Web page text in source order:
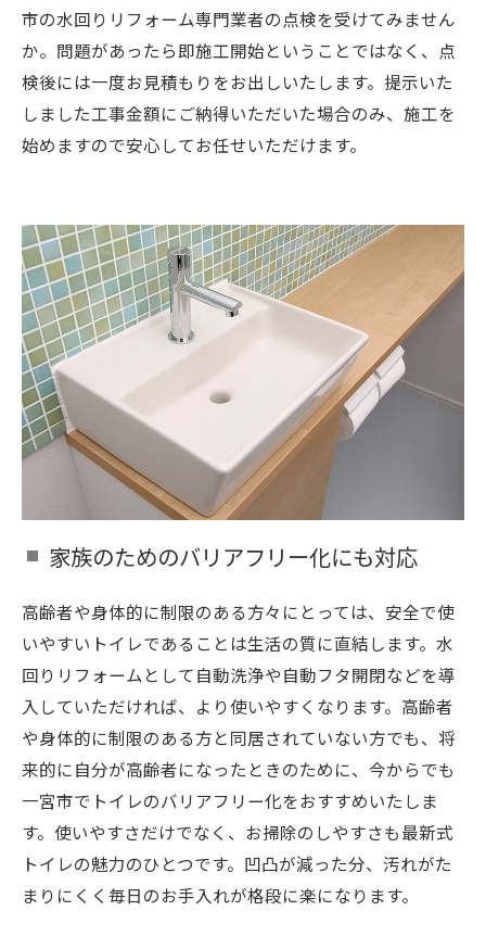
市の水回りリフォーム専門業者の点検を受けてみません
か。問題があったら即施工開始ということではなく、点
検後には一度お見積もりをお出しいたします。提示いた
しました工事金額にご納得いただいた場合のみ、施工を
始めますので安心してお任せいただけます。
家族のためのバリアフリー化にも対応
高齢者や身体的に制限のある方々にとっては、安全で使
いやすいトイレであることは生活の質に直結します。水
回りリフォームとして自動洗浄や自動フタ開閉などを導
入していただければ、より使いやすくなります。高齢者
や身体的に制限のある方と同居されていない方でも、将
来的に自分が高齢者になったときのために、今からでも
一宮市でトイレのバリアフリー化をおすすめいたしま
す。使いやすさだけでなく、お掃除のしやすさも最新式
トイレの魅力のひとつです。凹凸が減った分、汚れがた
まりにくく毎日のお手入れが格段に楽になります。